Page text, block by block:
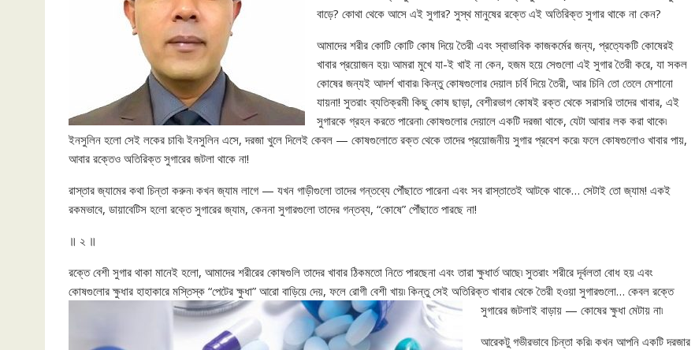
বাড়ে? কোথা থেকে আসে এই সুগার? সুস্থ মানুষের রক্তে এই অতিরিক্ত সুগার থাকে না কেন?
আমাদের শরীর কোটি কোটি কোষ দিয়ে তৈরী এবং স্বাভাবিক কাজকর্মের জন্য, প্রত্যেকটি কোষেরই
খাবার প্রয়োজন হয়৷ আমরা মুখে যা-ই খাই না কেন, হজম হয়ে সেগুলো এই সুগার তৈরী করে, যা সকল
কোষের জন্যই আদর্শ খাবার৷ কিন্তু কোষগুলোর দেয়াল চর্বি দিয়ে তৈরী, আর চিনি তো তেলে মেশানো
যায়না! সুতরাং ব্যতিক্রমী কিছু কোষ ছাড়া, বেশীরভাগ কোষই রক্ত থেকে সরাসরি তাদের খাবার, এই
সুগারকে গ্রহন করতে পারেনা৷ কোষগুলোর দেয়ালে একটি দরজা থাকে, যেটা আবার লক করা থাকে৷
ইনসুলিন হলো সেই লকের চাবি৷ ইনসুলিন এসে, দরজা খুলে দিলেই কেবল — কোষগুলোতে রক্ত থেকে তাদের প্রয়োজনীয় সুগার প্রবেশ করে৷ ফলে কোষগুলোও খাবার পায়,
আবার রক্তেও অতিরিক্ত সুগারের জটলা থাকে না!
রাস্তার জ্যামের কথা চিন্তা করুন৷ কখন জ্যাম লাগে — যখন গাড়ীগুলো তাদের গন্তব্যে পৌঁছাতে পারেনা এবং সব রাস্তাতেই আটকে থাকে… সেটাই তো জ্যাম! একই
রকমভাবে, ডায়াবেটিস হলো রক্তে সুগারের জ্যাম, কেননা সুগারগুলো তাদের গন্তব্য, “কোষে” পৌঁছাতে পারছে না!
॥ ২ ॥
রক্তে বেশী সুগার থাকা মানেই হলো, আমাদের শরীরের কোষগুলি তাদের খাবার ঠিকমতো নিতে পারছেনা এবং তারা ক্ষুধার্ত আছে৷ সুতরাং শরীরে দূর্বলতা বোধ হয় এবং
কোষগুলোর ক্ষুধার হাহাকারে মস্তিস্ক “পেটের ক্ষুধা” আরো বাড়িয়ে দেয়, ফলে রোগী বেশী খায়৷ কিন্তু সেই অতিরিক্ত খাবার থেকে তৈরী হওয়া সুগারগুলো… কেবল রক্তে
সুগারের জটলাই বাড়ায় — কোষের ক্ষুধা মেটায় না৷
আরেকটু গভীরভাবে চিন্তা করি৷ কখন আপনি একটি দরজার